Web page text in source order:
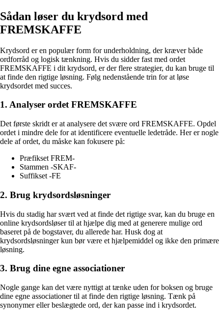
Sådan løser du krydsord med
FREMSKAFFE
Krydsord er en populær form for underholdning, der kræver både
ordforråd og logisk tænkning. Hvis du sidder fast med ordet
FREMSKAFFE i dit krydsord, er der flere strategier, du kan bruge til
at finde den rigtige løsning. Følg nedenstående trin for at løse
krydsordet med succes.
1. Analyser ordet FREMSKAFFE
Det første skridt er at analysere det svære ord FREMSKAFFE. Opdel
ordet i mindre dele for at identificere eventuelle ledetråde. Her er nogle
dele af ordet, du måske kan fokusere på:
Præfikset FREM-
Stammen -SKAF-
Suffikset -FE
2. Brug krydsordsløsninger
Hvis du stadig har svært ved at finde det rigtige svar, kan du bruge en
online krydsordsløser til at hjælpe dig med at generere mulige ord
baseret på de bogstaver, du allerede har. Husk dog at
krydsordsløsninger kun bør være et hjælpemiddel og ikke den primære
løsning.
3. Brug dine egne associationer
Nogle gange kan det være nyttigt at tænke uden for boksen og bruge
dine egne associationer til at finde den rigtige løsning. Tænk på
synonymer eller beslægtede ord, der kan passe ind i krydsordet.